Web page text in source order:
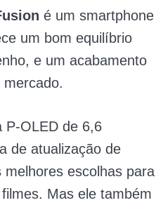
é um smartphone
um bom equilíbrio
e um acabamento
P-OLED de 6,6
de atualização de
escolhas para
Mas ele também